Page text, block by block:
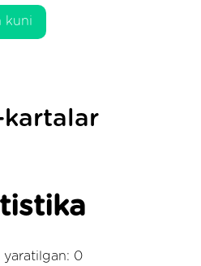
kuni
kartalar
yaratilgan: 0